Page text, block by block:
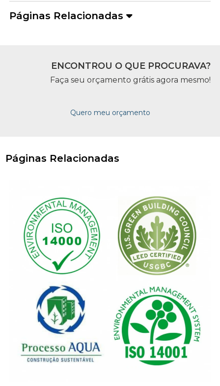
Páginas Relacionadas
ENCONTROU O QUE PROCURAVA?
Faça seu orçamento grátis agora mesmo!
Quero meu orçamento
Páginas Relacionadas